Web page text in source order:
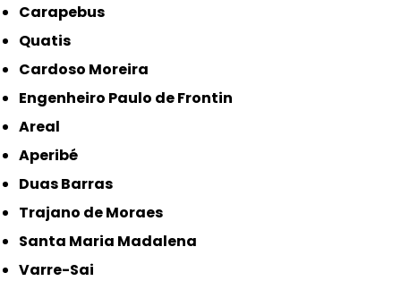
Carapebus
Quatis
Cardoso Moreira
Engenheiro Paulo de Frontin
Areal
Aperibé
Duas Barras
Trajano de Moraes
Santa Maria Madalena
Varre-Sai